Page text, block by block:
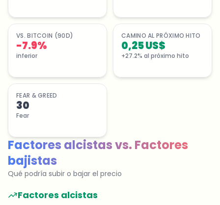
VS. BITCOIN (90D)
-7.9%
inferior
CAMINO AL PRÓXIMO HITO
0,25 US$
+27.2% al próximo hito
FEAR & GREED
30
Fear
Factores alcistasvs. Factores
bajistas
Qué podría subir o bajar el precio
Factores alcistas